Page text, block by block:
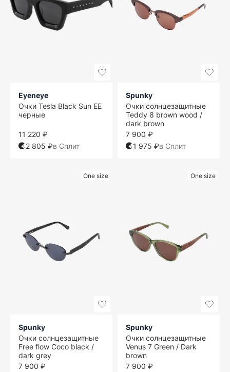
Eyeneye
Очки Tesla Black Sun EE
черные
11 220 ₽
2 805 ₽в Сплит
Spunky
Очки солнцезащитные
Teddy 8 brown wood /
dark brown
7 900 ₽
1 975 ₽в Сплит
One size
Spunky
Очки солнцезащитные
Free flow Coco black /
dark grey
7 900 ₽
One size
Spunky
Очки солнцезащитные
Venus 7 Green / Dark
brown
7 900 ₽